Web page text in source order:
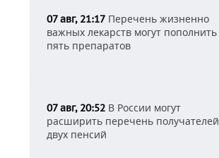
07 авг, 21:17 Перечень жизненно
важных лекарств могут пополнить
пять препаратов
07 авг, 20:52 В России могут
расширить перечень получателей
двух пенсий